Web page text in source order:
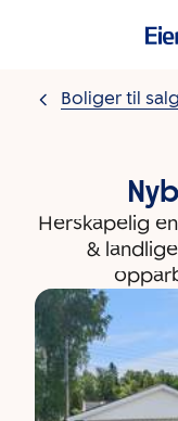
Boliger til
Herskapelig
&